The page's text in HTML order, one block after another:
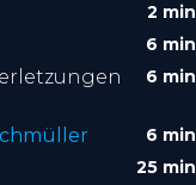
2 min
6 min
6 min
6 min
25 min